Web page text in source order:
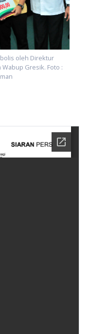
oleh Direktur
Wabup Gresik. Foto :